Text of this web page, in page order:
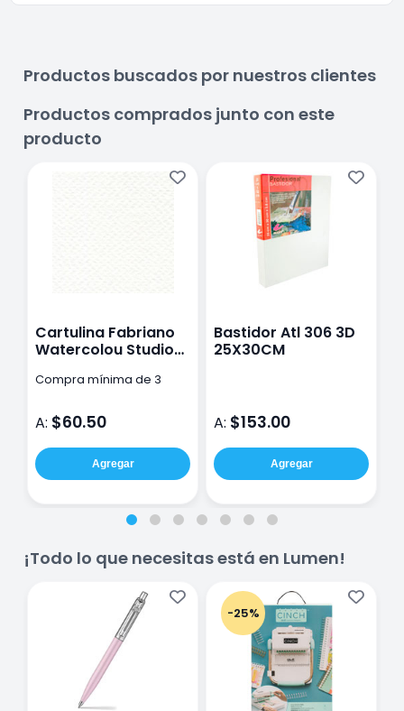
Productos buscados por nuestros clientes
Productos comprados junto con este
producto
Cartulina Fabriano
Watercolou Studio
300g
Compra mínima de 3
A: $60.50
Agregar
Bastidor Atl 306 3D
25X30CM
A: $153.00
Agregar
¡Todo lo que necesitas está en Lumen!
-25%